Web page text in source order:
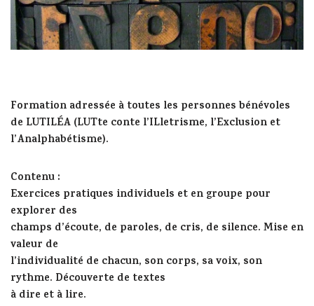
Formation adressée à toutes les personnes bénévoles
de LUTILÉA (LUTte conte l’ILletrisme, l’Exclusion et
l’Analphabétisme).
Contenu :
Exercices pratiques individuels et en groupe pour
explorer des
champs d’écoute, de paroles, de cris, de silence. Mise en
valeur de
l’individualité de chacun, son corps, sa voix, son
rythme. Découverte de textes
à dire et à lire.